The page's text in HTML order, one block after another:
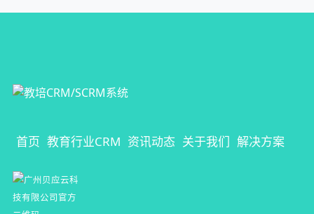
首页 教育行业CRM 资讯动态 关于我们 解决方案